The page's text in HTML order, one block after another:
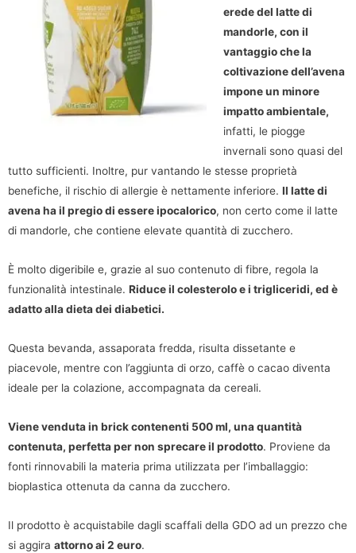
erede del latte di
mandorle, con il
vantaggio che la
coltivazione dell’avena
impone un minore
impatto ambientale,
infatti, le piogge
invernali sono quasi del
tutto sufficienti. Inoltre, pur vantando le stesse proprietà
benefiche, il rischio di allergie è nettamente inferiore. Il latte di
avena ha il pregio di essere ipocalorico, non certo come il latte
di mandorle, che contiene elevate quantità di zucchero.
È molto digeribile e, grazie al suo contenuto di fibre, regola la
funzionalità intestinale. Riduce il colesterolo e i trigliceridi, ed è
adatto alla dieta dei diabetici.
Questa bevanda, assaporata fredda, risulta dissetante e
piacevole, mentre con l’aggiunta di orzo, caffè o cacao diventa
ideale per la colazione, accompagnata da cereali.
Viene venduta in brick contenenti 500 ml, una quantità
contenuta, perfetta per non sprecare il prodotto. Proviene da
fonti rinnovabili la materia prima utilizzata per l’imballaggio:
bioplastica ottenuta da canna da zucchero.
Il prodotto è acquistabile dagli scaffali della GDO ad un prezzo che
si aggira attorno ai 2 euro.